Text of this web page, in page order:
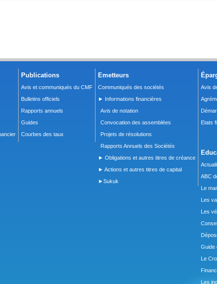
Publications
Avis et communiqués du CMF
Bulletins officiels
Rapports annuels
Guides
Courbes des taux
Emetteurs
Communiqués des sociétés
► Informations financières
Avis de notation
Convocation des assemblées
Projets de résolutions
Rapports Annuels des Sociétés
► Obligations et autres titres de créance
► Actions et autres titres de capital
►Sukuk
Avis
Etats
ABC
Le
Les
Les
Guide
Le
Les